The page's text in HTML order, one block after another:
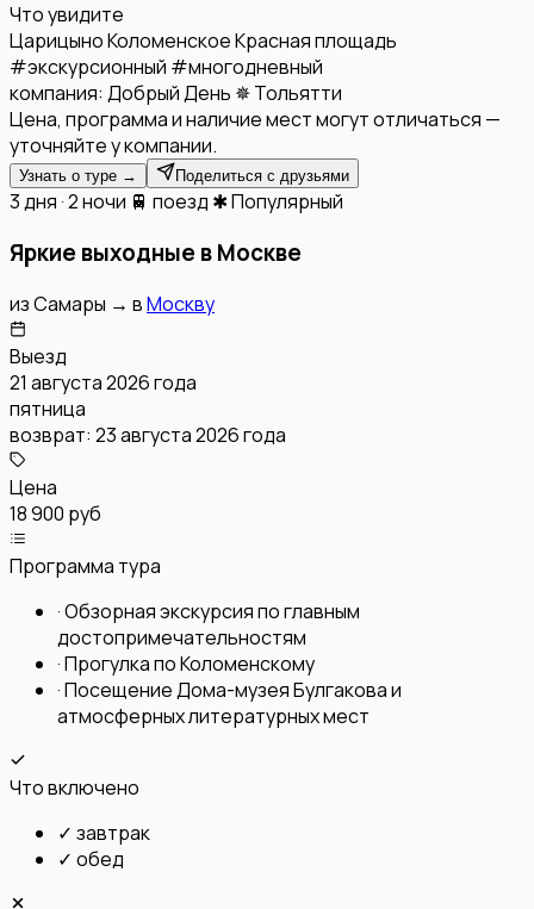
Что увидите
ЦарицыноКоломенскоеКрасная площадь
#экскурсионный #многодневный
компания: Добрый День ✵ Тольятти
Цена, программа и наличие мест могут отличаться —
уточняйте у компании.
Узнать о туре → Поделиться с друзьями
3 дня · 2 ночи 🚆 поезд ✱ Популярный
Яркие выходные в Москве
изСамары → вМоскву
Выезд
21 августа 2026 года
пятница
возврат: 23 августа 2026 года
Цена
18 900 руб
Программа тура
·Обзорная экскурсия по главным
достопримечательностям
·Прогулка по Коломенскому
·Посещение Дома-музея Булгакова и
атмосферных литературных мест
Что включено
✓ завтрак
✓ обед